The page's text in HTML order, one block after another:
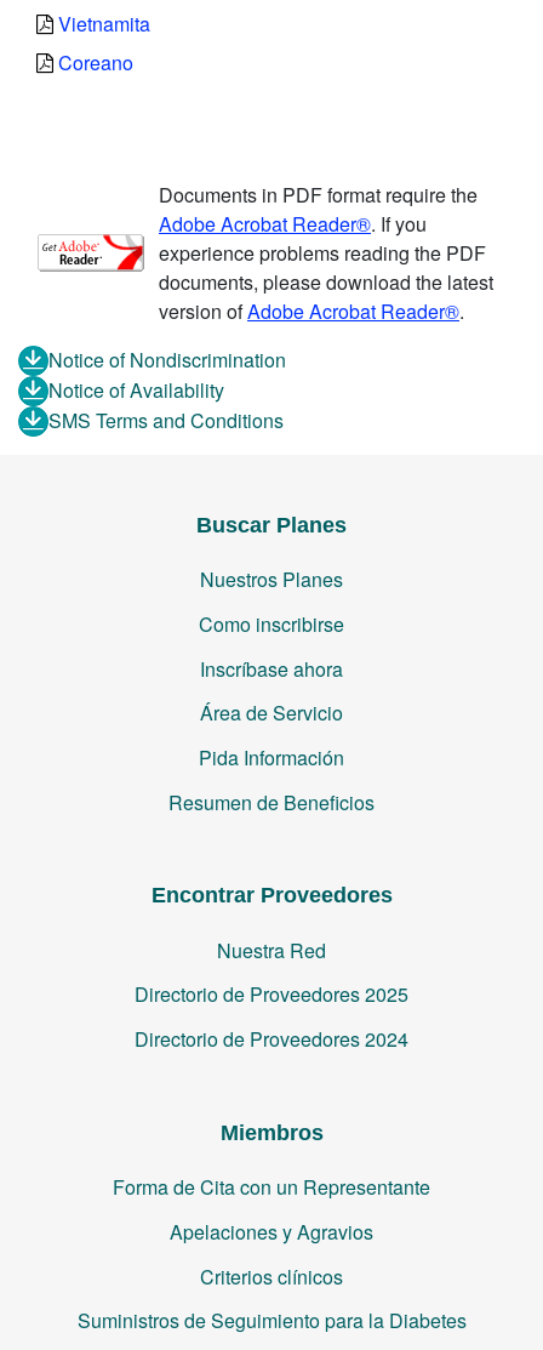
Vietnamita
Coreano
Documents in PDF format require the
Adobe Acrobat Reader®. If you
experience problems reading the PDF
documents, please download the latest
version ofAdobe Acrobat Reader®.
Notice of Nondiscrimination
Notice of Availability
SMS Terms and Conditions
Buscar Planes
Nuestros Planes
Como inscribirse
Inscríbase ahora
Área de Servicio
Pida Información
Resumen de Beneficios
Encontrar Proveedores
Nuestra Red
Directorio de Proveedores 2025
Directorio de Proveedores 2024
Miembros
Forma de Cita con un Representante
Apelaciones y Agravios
Criterios clínicos
Suministros de Seguimiento para la Diabetes